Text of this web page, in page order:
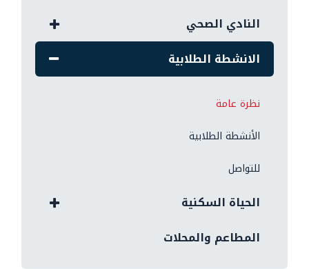
النادي الصحي
الانشطة الطلابية
نظرة عامة
الأنشطة الطلابية
للتواصل
الحياة السكنية
المطاعم والمحلات